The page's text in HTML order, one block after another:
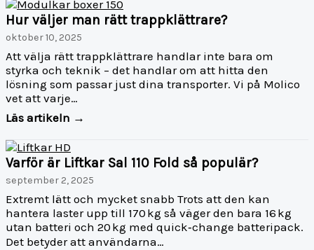
Hur väljer man rätt trappklättrare?
oktober 10, 2025
Att välja rätt trappklättrare handlar inte bara om
styrka och teknik – det handlar om att hitta den
lösning som passar just dina transporter. Vi på Molico
vet att varje…
Läs artikeln →
Varför är Liftkar Sal 110 Fold så populär?
september 2, 2025
Extremt lätt och mycket snabb Trots att den kan
hantera laster upp till 170 kg så väger den bara 16 kg
utan batteri och 20 kg med quick‑change batteripack.
Det betyder att användarna…